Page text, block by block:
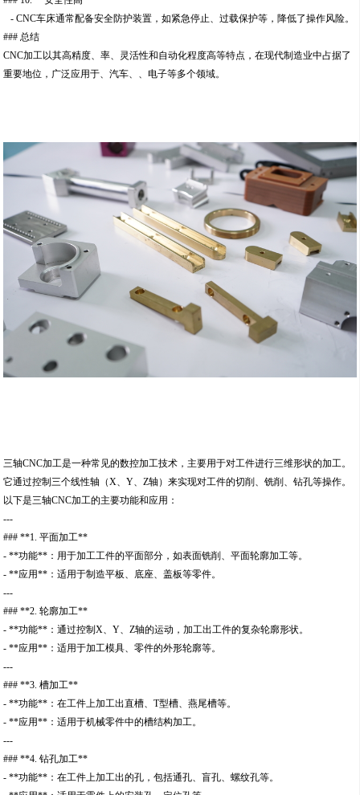
- CNC车床通常配备安全防护装置，如紧急停止、过载保护等，降低了操作风险。
### 总结
CNC加工以其高精度、率、灵活性和自动化程度高等特点，在现代制造业中占据了
重要地位，广泛应用于、汽车、、电子等多个领域。
三轴CNC加工是一种常见的数控加工技术，主要用于对工件进行三维形状的加工。
它通过控制三个线性轴（X、Y、Z轴）来实现对工件的切削、铣削、钻孔等操作。
以下是三轴CNC加工的主要功能和应用：
---
### **1. 平面加工**
- **功能**：用于加工工件的平面部分，如表面铣削、平面轮廓加工等。
- **应用**：适用于制造平板、底座、盖板等零件。
---
### **2. 轮廓加工**
- **功能**：通过控制X、Y、Z轴的运动，加工出工件的复杂轮廓形状。
- **应用**：适用于加工模具、零件的外形轮廓等。
---
### **3. 槽加工**
- **功能**：在工件上加工出直槽、T型槽、燕尾槽等。
- **应用**：适用于机械零件中的槽结构加工。
---
### **4. 钻孔加工**
- **功能**：在工件上加工出的孔，包括通孔、盲孔、螺纹孔等。